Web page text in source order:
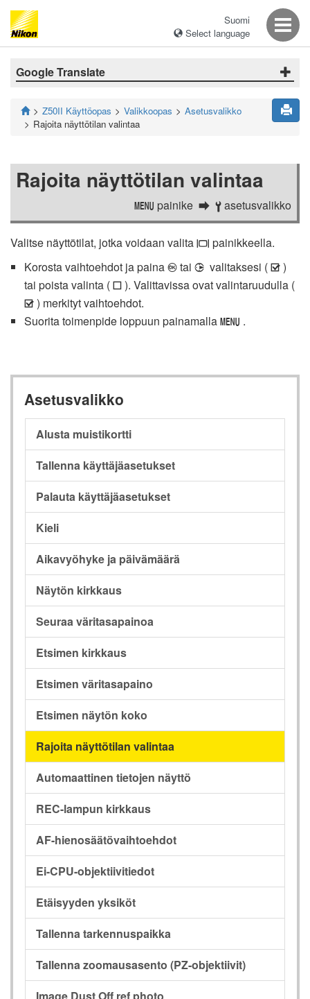
Suomi
Select language
Google Translate
Z50II Käyttöopas Valikkoopas
Asetusvalikko
Rajoita näyttötilan valintaa
Rajoita näyttötilan valintaa
G painike B asetusvalikko
Valitse näyttötilat, jotka voidaan valita M painikkeella.
Korosta vaihtoehdot ja paina J tai 2 valitaksesi ( M )
tai poista valinta ( U ). Valittavissa ovat valintaruudulla (
M ) merkityt vaihtoehdot.
Suorita toimenpide loppuun painamalla G .
Asetusvalikko
Alusta muistikortti
Tallenna käyttäjäasetukset
Palauta käyttäjäasetukset
Kieli
Aikavyöhyke ja päivämäärä
Näytön kirkkaus
Seuraa väritasapainoa
Etsimen kirkkaus
Etsimen väritasapaino
Etsimen näytön koko
Rajoita näyttötilan valintaa
Automaattinen tietojen näyttö
REC-lampun kirkkaus
AF-hienosäätövaihtoehdot
Ei-CPU-objektiivitiedot
Etäisyyden yksiköt
Tallenna tarkennuspaikka
Tallenna zoomausasento (PZ-objektiivit)
Image Dust Off ref photo